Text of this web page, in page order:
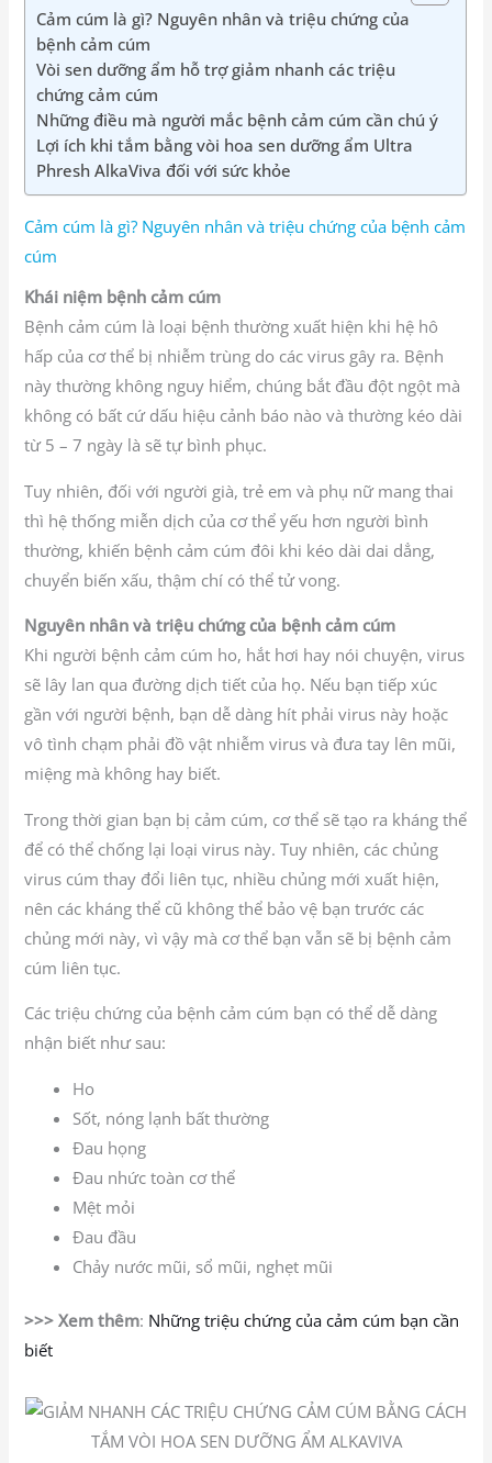
Cảm cúm là gì? Nguyên nhân và triệu chứng của
bệnh cảm cúm
Vòi sen dưỡng ẩm hỗ trợ giảm nhanh các triệu
chứng cảm cúm
Những điều mà người mắc bệnh cảm cúm cần chú ý
Lợi ích khi tắm bằng vòi hoa sen dưỡng ẩm Ultra
Phresh AlkaViva đối với sức khỏe
Cảm cúm là gì? Nguyên nhân và triệu chứng của bệnh cảm
cúm
Khái niệm bệnh cảm cúm
Bệnh cảm cúm là loại bệnh thường xuất hiện khi hệ hô
hấp của cơ thể bị nhiễm trùng do các virus gây ra. Bệnh
này thường không nguy hiểm, chúng bắt đầu đột ngột mà
không có bất cứ dấu hiệu cảnh báo nào và thường kéo dài
từ 5 – 7 ngày là sẽ tự bình phục.
Tuy nhiên, đối với người già, trẻ em và phụ nữ mang thai
thì hệ thống miễn dịch của cơ thể yếu hơn người bình
thường, khiến bệnh cảm cúm đôi khi kéo dài dai dẳng,
chuyển biến xấu, thậm chí có thể tử vong.
Nguyên nhân và triệu chứng của bệnh cảm cúm
Khi người bệnh cảm cúm ho, hắt hơi hay nói chuyện, virus
sẽ lây lan qua đường dịch tiết của họ. Nếu bạn tiếp xúc
gần với người bệnh, bạn dễ dàng hít phải virus này hoặc
vô tình chạm phải đồ vật nhiễm virus và đưa tay lên mũi,
miệng mà không hay biết.
Trong thời gian bạn bị cảm cúm, cơ thể sẽ tạo ra kháng thể
để có thể chống lại loại virus này. Tuy nhiên, các chủng
virus cúm thay đổi liên tục, nhiều chủng mới xuất hiện,
nên các kháng thể cũ không thể bảo vệ bạn trước các
chủng mới này, vì vậy mà cơ thể bạn vẫn sẽ bị bệnh cảm
cúm liên tục.
Các triệu chứng của bệnh cảm cúm bạn có thể dễ dàng
nhận biết như sau:
Ho
Sốt, nóng lạnh bất thường
Đau họng
Đau nhức toàn cơ thể
Mệt mỏi
Đau đầu
Chảy nước mũi, sổ mũi, nghẹt mũi
>>> Xem thêm: Những triệu chứng của cảm cúm bạn cần
biết